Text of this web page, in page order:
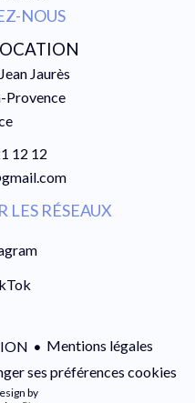
NOUS
Jaurès
12 12
LES RÉSEAUX
Mentions légales
ses préférences cookies
by